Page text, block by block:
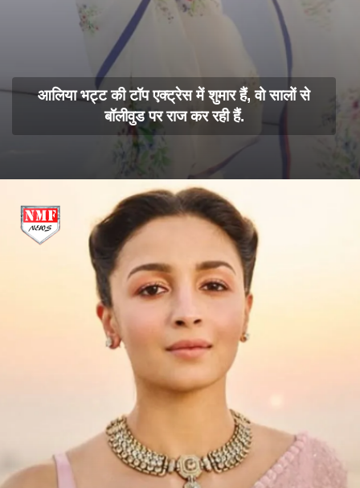
आलिया भट्ट की टॉप एक्ट्रेस में शुमार हैं, वो सालों से
बॉलीवुड पर राज कर रही हैं.